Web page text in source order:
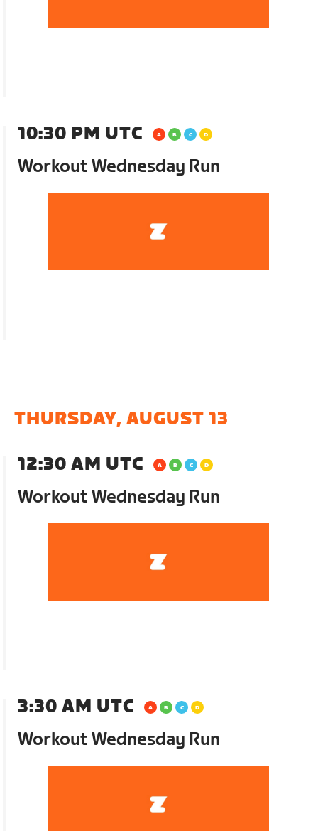
10:30 PM UTC
Workout Wednesday Run
THURSDAY, AUGUST 13
12:30 AM UTC
Workout Wednesday Run
3:30 AM UTC
Workout Wednesday Run